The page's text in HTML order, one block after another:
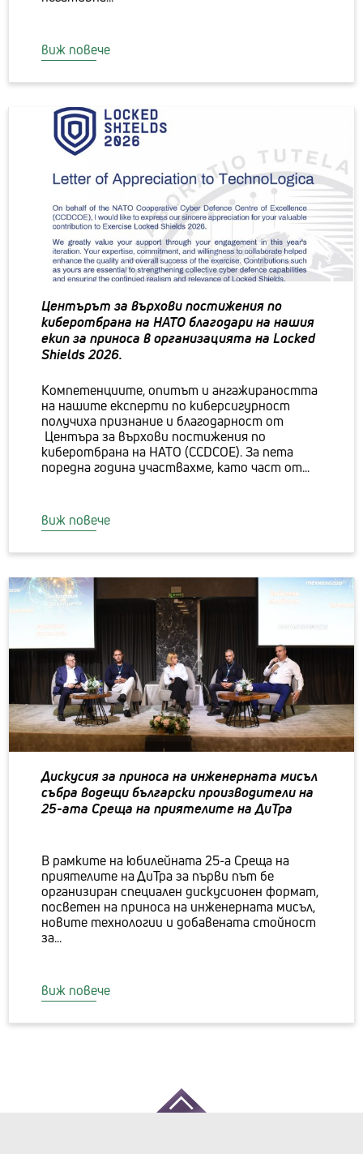
виж повече
Центърът за върхови постижения по
киберотбрана на НАТО благодари на нашия
екип за приноса в организацията на Locked
Shields 2026.
Компетенциите, опитът и ангажираността
на нашите експерти по киберсигурност
получиха признание и благодарност от
Центъра за върхови постижения по
киберотбрана на НАТО (CCDCOE). За пета
поредна година участвахме, като част от...
виж повече
Дискусия за приноса на инженерната мисъл
събра водещи български производители на
25-aта Среща на приятелите на ДиТра
В рамките на юбилейната 25-а Среща на
приятелите на ДиТра за първи път бе
организиран специален дискусионен формат,
посветен на приноса на инженерната мисъл,
новите технологии и добавената стойност
за...
виж повече